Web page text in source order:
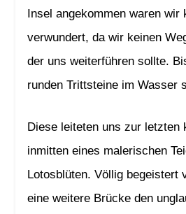
Insel angekommen waren wir
verwundert, da wir keinen
der uns weiterführen sollte.
runden Trittsteine im Wasser
Diese leiteten uns zur letzten
inmitten eines malerischen
Lotosblüten. Völlig begeistert
eine weitere Brücke den